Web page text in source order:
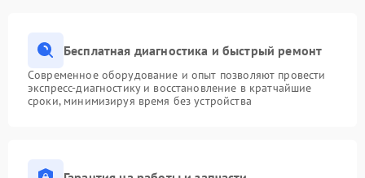
Бесплатная диагностика и быстрый ремонт
Современное оборудование и опыт позволяют провести
экспресс-диагностику и восстановление в кратчайшие
сроки, минимизируя время без устройства